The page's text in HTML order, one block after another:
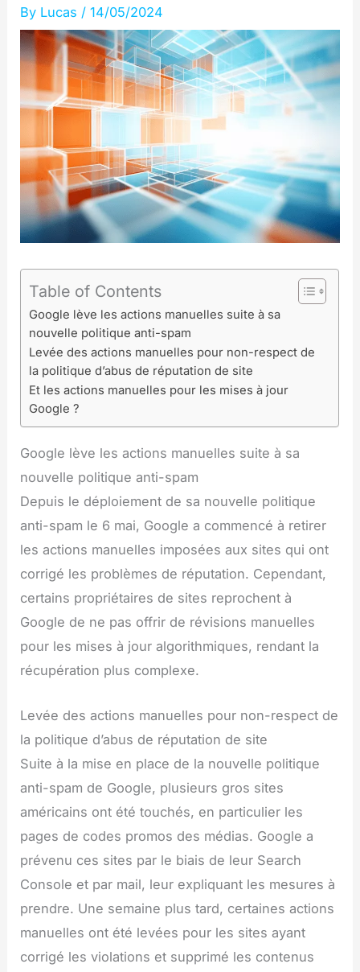
By Lucas /14/05/2024
Table of Contents
Google lève les actions manuelles suite à sa
nouvelle politique anti-spam
Levée des actions manuelles pour non-respect de
la politique d’abus de réputation de site
Et les actions manuelles pour les mises à jour
Google ?
Google lève les actions manuelles suite à sa
nouvelle politique anti-spam
Depuis le déploiement de sa nouvelle politique
anti-spam le 6 mai, Google a commencé à retirer
les actions manuelles imposées aux sites qui ont
corrigé les problèmes de réputation. Cependant,
certains propriétaires de sites reprochent à
Google de ne pas offrir de révisions manuelles
pour les mises à jour algorithmiques, rendant la
récupération plus complexe.
Levée des actions manuelles pour non-respect de
la politique d’abus de réputation de site
Suite à la mise en place de la nouvelle politique
anti-spam de Google, plusieurs gros sites
américains ont été touchés, en particulier les
pages de codes promos des médias. Google a
prévenu ces sites par le biais de leur Search
Console et par mail, leur expliquant les mesures à
prendre. Une semaine plus tard, certaines actions
manuelles ont été levées pour les sites ayant
corrigé les violations et supprimé les contenus